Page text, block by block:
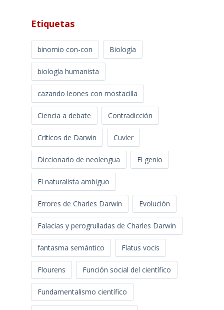
Etiquetas
binomio con-con Biología
biología humanista
cazando leones con mostacilla
Ciencia a debate Contradicción
Críticos de Darwin Cuvier
Diccionario de neolengua El genio
El naturalista ambiguo
Errores de Charles Darwin Evolución
Falacias y perogrulladas de Charles Darwin
fantasma semántico Flatus vocis
Flourens Función social del científico
Fundamentalismo científico